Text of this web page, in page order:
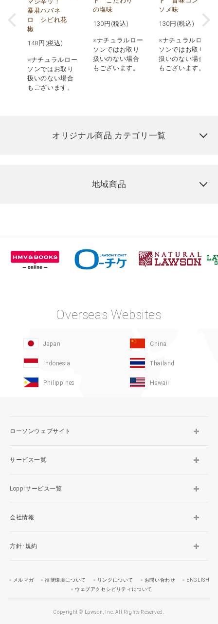
暴君ハバネ
ロ シビれ花
椒
148 円(税込)
※ナチュラルロー
ソンではお取り
扱いのない場合
もございます。
の塩味
130 円(税込)
※ナチュラルロー
ソンではお取り
扱いのない場合
もございます。
ソメ味
130 円(税込)
※ナチュラルロー
ソンではお取り
扱いのない場合
もございます。
オリジナル商品 カテゴリ一覧
地域商品
Overseas Websites
Japan China
Indonesia Thailand
Philippines Hawaii
ローソンウェブサイト
サービス一覧
Loppiサービス一覧
会社情報
方針･規約
メルマガ 推奨環境について リンクについて お問い合わせ
ENGLISH
ウェブアクセシビリティについて
Copyright © Lawson, Inc. All Rights Reserved.